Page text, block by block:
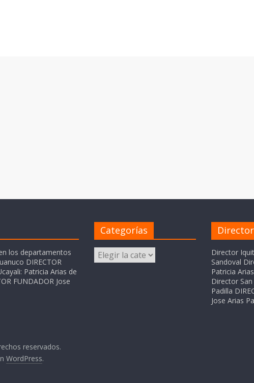
los departamentos
DIRECTOR
Patricia Arias de
FUNDADOR Jose
Categorías
Categorías
Director
Sandoval
Patricia
Director
Padilla
Jose Arias
reservados.
WordPress.